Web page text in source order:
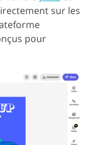
sur les
pour